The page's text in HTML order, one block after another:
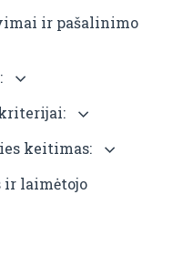
ir pašalinimo
keitimas:
laimėtojo